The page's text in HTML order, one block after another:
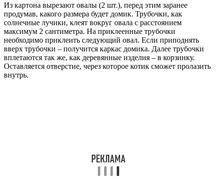
Из картона вырезают овалы (2 шт.), перед этим заранее
продумав, какого размера будет домик. Трубочки, как
солнечные лучики, клеят вокруг овала с расстоянием
максимум 2 сантиметра. На приклеенные трубочки
необходимо приклеить следующий овал. Если приподнять
вверх трубочки – получится каркас домика. Далее трубочки
вплетаются так же, как деревянные изделия – в корзинку.
Оставляется отверстие, через которое котик сможет пролазить
внутрь.